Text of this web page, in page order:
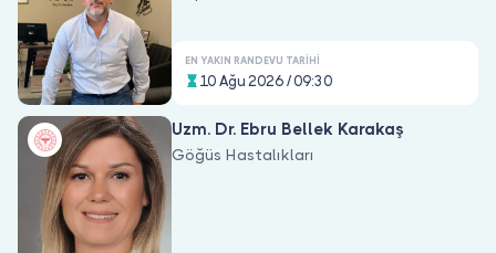
EN YAKIN RANDEVU TARIHI
10 Ağu 2026 / 09:30
Uzm. Dr. Ebru Bellek Karakaş
Göğüs Hastalıkları